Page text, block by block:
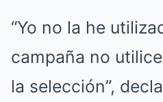
“Yo no la he
campaña no
la selección”,